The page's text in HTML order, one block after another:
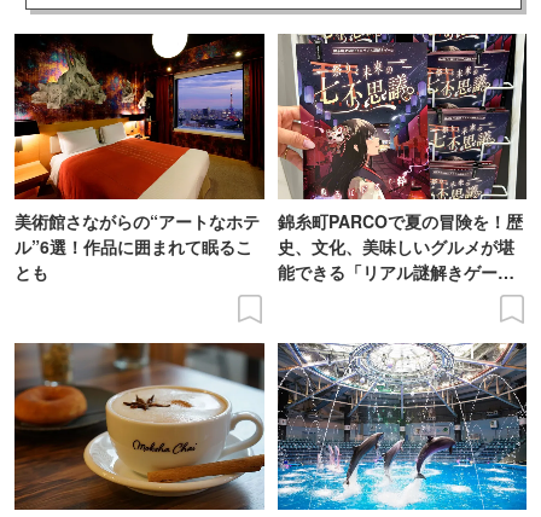
美術館さながらの“アートなホテ
ル”6選！作品に囲まれて眠るこ
とも
錦糸町PARCOで夏の冒険を！歴
史、文化、美味しいグルメが堪
能できる「リアル謎解きゲー